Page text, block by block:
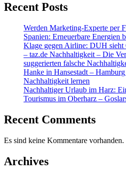
Recent Posts
Werden Marketing-Experte per
Spanien: Erneuerbare Energien
Klage gegen Airline: DUH sieht
– taz.de Nachhaltigkeit – Die
suggerierten falsche
Hanke in Hansestadt –
Nachhaltigkeit lernen
Nachhaltiger Urlaub im Harz:
Tourismus im Oberharz –
Recent Comments
Es sind keine Kommentare vorhanden.
Archives